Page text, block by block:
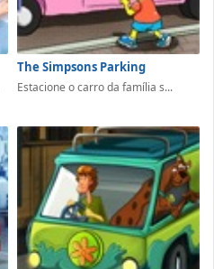
The Simpsons Parking
Estacione o carro da família s...